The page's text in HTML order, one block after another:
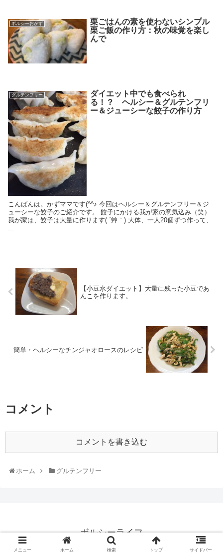
ボルシーおかず
栗ごはんの素を使わないシンプル
栗ご飯の作り方：秋の味覚を楽し
んで
グルテンフリー
ダイエット中でも食べられ
る！？ ヘルシー＆グルテンフリ
ー＆ジューシーな餃子の作り方
こんばんは。かずママです(^^♪ 今回はヘルシー＆グルテンフリー＆ジ
ューシーな餃子のご紹介です。 餃子にかける我が家の意気込み（笑）
我が家は、餃子は大量に作ります( ´艸｀) 大体、一人20個ずつ作って、
...
【小豆水ダイエット】大量に残った小豆であ
んこを作ります。
簡単・ヘルシーなチンジャオロースのレシピ
コメント
コメントを書き込む
ホーム グルテンフリー
ボルシーライフ
© 2017 ボルシーライフ.
メニュー ホーム 検索 トップ サイドバー